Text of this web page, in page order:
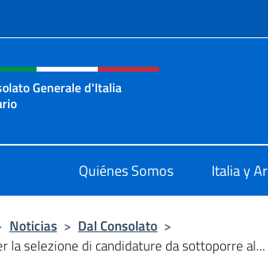
sitio web, redes
Generale d'Italia
Quiénes Somos Italia y
Noticias > Dal Consolato >
la selezione di candidature da sottoporre al...